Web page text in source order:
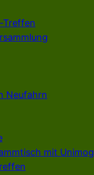
Treffen
Neufahrn
mit Unimog